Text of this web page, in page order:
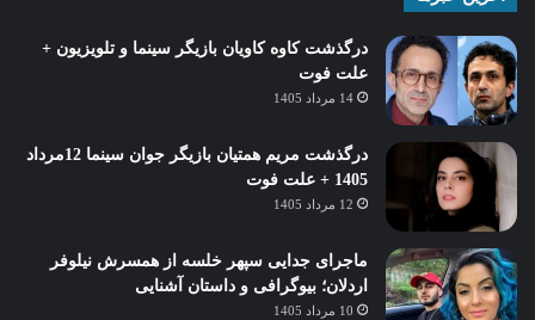
درگذشت کاوه کاویان بازیگر سینما و تلویزیون +
علت فوت
14 مرداد 1405
درگذشت مریم همتیان بازیگر جوان سینما 12مرداد
1405 + علت فوت
12 مرداد 1405
ماجرای جدایی سپهر خلسه از همسرش نیلوفر
اردلان؛ بیوگرافی و داستان آشنایی
10 مرداد 1405